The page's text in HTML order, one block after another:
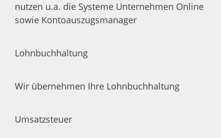
nutzen u.a. die Systeme Unternehmen Online
sowie Kontoauszugsmanager
Lohnbuchhaltung
Wir übernehmen Ihre Lohnbuchhaltung
Umsatzsteuer